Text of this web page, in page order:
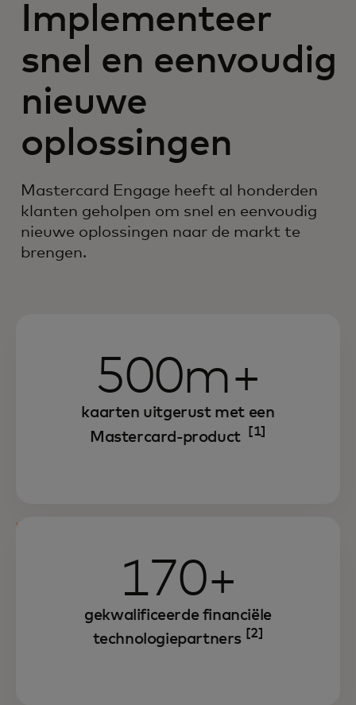
Implementeer
snel en eenvoudig
nieuwe
oplossingen
Mastercard Engage heeft al honderden
klanten geholpen om snel en eenvoudig
nieuwe oplossingen naar de markt te
brengen.
500m+
kaarten uitgerust met een
Mastercard-product
[1]
170+
gekwalificeerde financiële
technologiepartners
[2]